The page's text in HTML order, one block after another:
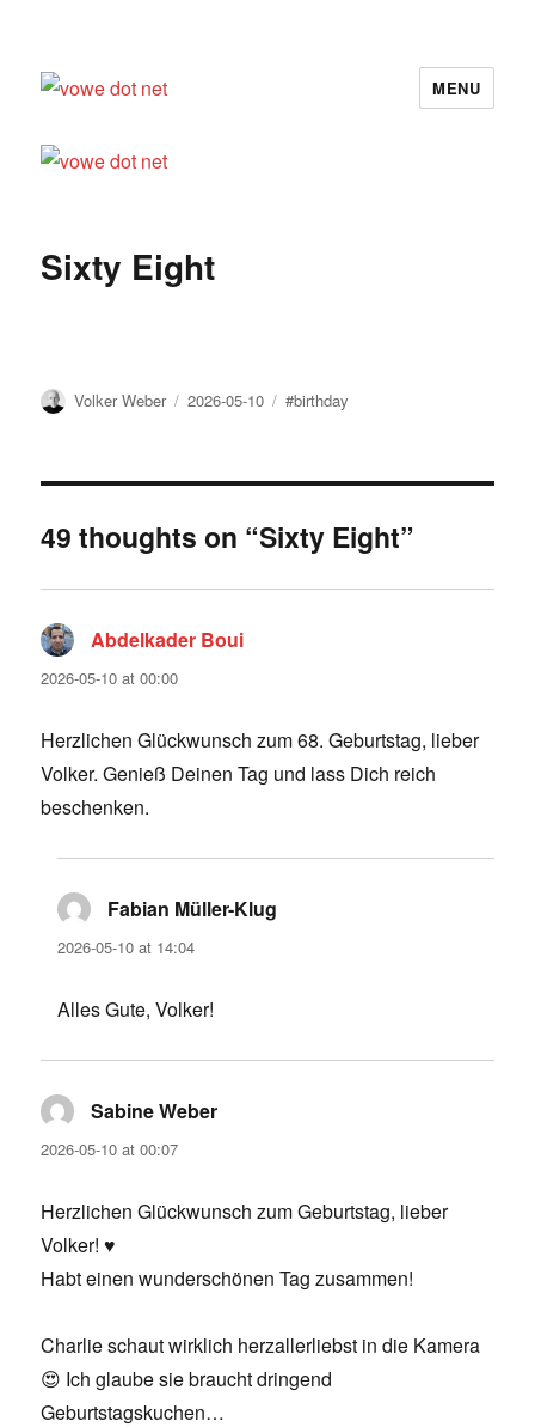
vowe dot net
MENU
Sixty Eight
Author
Volker Weber
Posted
2026-05-10 Tags
#birthday
49 thoughts on “Sixty Eight”
Abdelkader Boui
2026-05-10 at 00:00
Herzlichen Glückwunsch zum 68. Geburtstag, lieber
Volker. Genieß Deinen Tag und lass Dich reich
beschenken.
Fabian Müller-Klug
2026-05-10 at 14:04
Alles Gute, Volker!
Sabine Weber
2026-05-10 at 00:07
Herzlichen Glückwunsch zum Geburtstag, lieber
Volker! ♥️
Habt einen wunderschönen Tag zusammen!
Charlie schaut wirklich herzallerliebst in die Kamera
😍 Ich glaube sie braucht dringend
Geburtstagskuchen…